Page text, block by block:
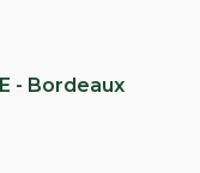
- Bordeaux